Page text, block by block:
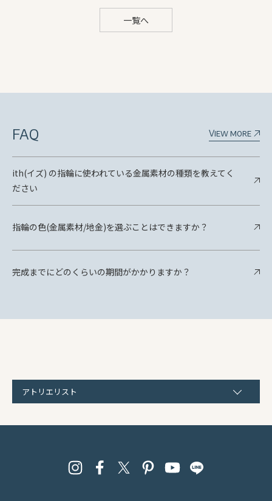
一覧へ
FAQ View more
ith(イズ) の指輪に使われている金属素材の種類を教えてく
ださい
指輪の色(金属素材/地金)を選ぶことはできますか？
完成までにどのくらいの期間がかかりますか？
アトリエリスト